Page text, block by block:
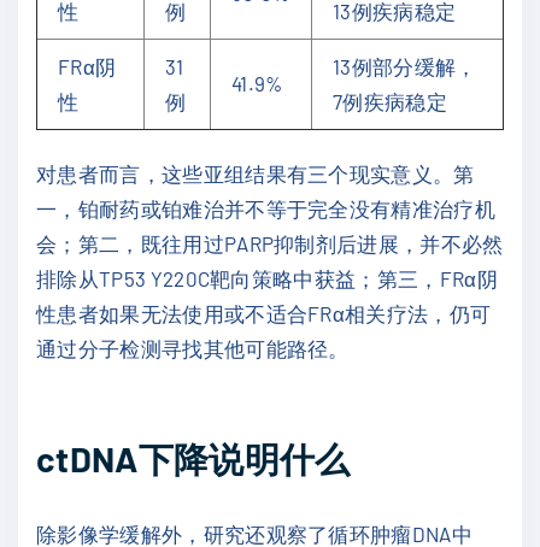
性 例 13例疾病稳定
FRα阴
性
31
例
41.9%
13例部分缓解，
7例疾病稳定
对患者而言，这些亚组结果有三个现实意义。第
一，铂耐药或铂难治并不等于完全没有精准治疗机
会；第二，既往用过PARP抑制剂后进展，并不必然
排除从TP53 Y220C靶向策略中获益；第三，FRα阴
性患者如果无法使用或不适合FRα相关疗法，仍可
通过分子检测寻找其他可能路径。
ctDNA下降说明什么
除影像学缓解外，研究还观察了循环肿瘤DNA中